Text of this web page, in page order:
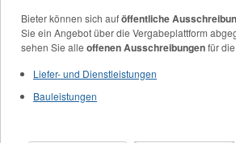
Bieter können sich auföffentliche
Sie ein Angebot über die Vergabeplattform
sehen Sie alle offenen Ausschreibungenfür
Liefer- und Dienstleistungen
Bauleistungen